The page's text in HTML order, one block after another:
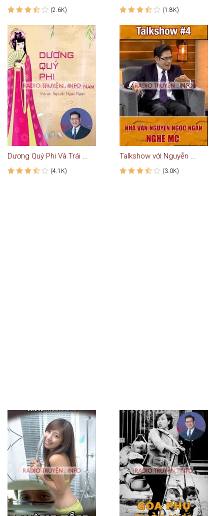
(2.6K) (1.8K)
Dương Quý Phi Và Trái Vải Nước Nam
(4.1K)
Talkshow với Nguyễn Ngọc Ngạn #4: Nghề MC
(3.0K)